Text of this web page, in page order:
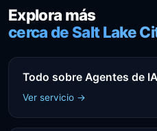
Explora más
cerca de Salt Lake
Todo sobre Agentes de IA
Ver servicio →